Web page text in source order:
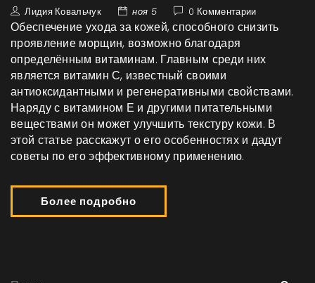
Лидия Ковальчук ноя 5 0 Комментарии
Обеспечение ухода за кожей, способного снизить
проявление морщин, возможно благодаря
определённым витаминам. Главным среди них
является витамин С, известный своими
антиоксидантными и регенеративными свойствами.
Наряду с витамином Е и другими питательными
веществами он может улучшить текстуру кожи. В
этой статье расскажут о его особенностях и дадут
советы по его эффективному применению.
Более подробно